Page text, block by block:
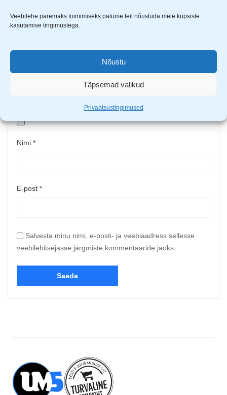
Veebilehe paremaks toimimiseks palume teil nõustuda meie küpsiste
kasutamise tingimustega.
Nõustu
Täpsemad valikud
Privaatsustingimused
Nimi *
E-post *
Salvesta minu nimi, e-posti- ja veebiaadress sellesse
veebilehitsejasse järgmiste kommentaaride jaoks.